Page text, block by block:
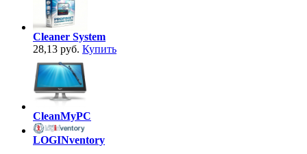
Cleaner System
28,13 руб. Купить
CleanMyPC
LOGINventory